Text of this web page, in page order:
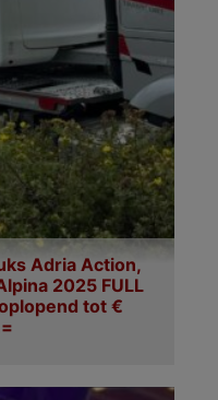
Adria Action,
2025 FULL
tot €